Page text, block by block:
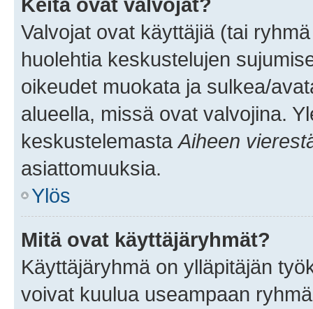
Valvojat ovat käyttäjiä (tai
huolehtia keskustelujen
oikeudet muokata ja sulkea/
alueella, missä ovat valvojina.
keskustelemasta Aiheen
asiattomuuksia.
Ylös
Mitä ovat käyttäjäryhmät?
Käyttäjäryhmä on ylläpitäjän
voivat kuulua useampaan